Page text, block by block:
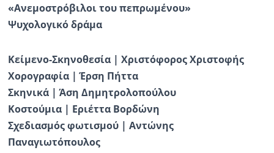
«Aνεμοστρόβιλοι του πεπρωμένου»
Ψυχολογικό δράμα
Κείμενο-Σκηνοθεσία | Χριστόφορος Χριστοφής
Χορογραφία | Έρση Πήττα
Σκηνικά | Άση Δημητρολοπούλου
Κοστούμια | Εριέττα Βορδώνη
Σχεδιασμός φωτισμού | Αντώνης
Παναγιωτόπουλος